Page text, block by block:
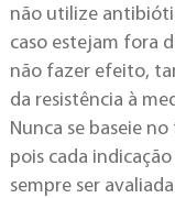
não utilize
caso estejam fora
não fazer efeito,
da resistência à
Nunca se baseie
pois cada
sempre ser